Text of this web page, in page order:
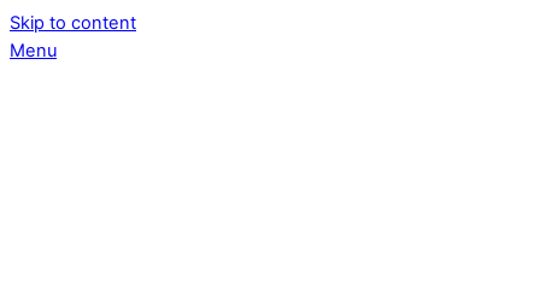
Skip to content
Menu